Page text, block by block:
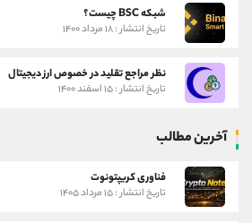
شبکه BSC چیست؟
تاریخ انتشار : ۱۸ مرداد ۱۴۰۰
نظر مراجع تقلید در خصوص ارز دیجیتال
تاریخ انتشار : ۱۵ اسفند ۱۴۰۰
آخرین مطالب
فناوری کریپتونوت
تاریخ انتشار : ۱۵ مرداد ۱۴۰۵